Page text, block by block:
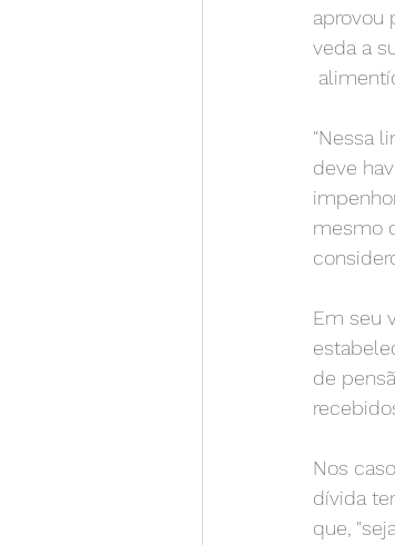
aprovou
veda a
"Nessa
deve
mesmo
Em seu
de
Nos
dívida
que,